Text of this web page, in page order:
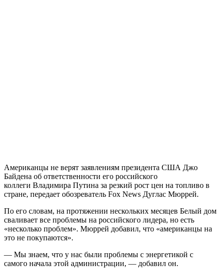
Американцы не верят заявлениям президента США Джо
Байдена об ответственности его российского
коллеги Владимира Путина за резкий рост цен на топливо в
стране, передает обозреватель Fox News Дуглас Мюррей.
По его словам, на протяжении нескольких месяцев Белый дом
сваливает все проблемы на российского лидера, но есть
«несколько проблем». Мюррей добавил, что «американцы на
это не покупаются».
— Мы знаем, что у нас были проблемы с энергетикой с
самого начала этой администрации, — добавил он.